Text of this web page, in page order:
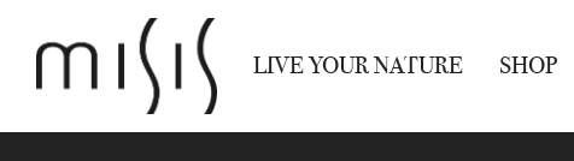
LIVE YOUR NATURE SHOP